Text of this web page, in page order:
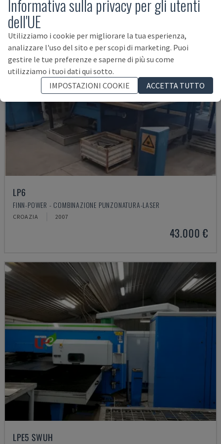
LP6
FINN-POWER - COMBINAZIONE PUNZONATURA-LASER
CROAZIA 2007
43.000 €
LPE5 SWUH
Informativa sulla privacy per gli utenti
dell'UE
Utilizziamo i cookie per migliorare la tua esperienza,
analizzare l'uso del sito e per scopi di marketing. Puoi
gestire le tue preferenze e saperne di più su come
utilizziamo i tuoi dati qui sotto.
IMPOSTAZIONI COOKIE
ACCETTA TUTTO